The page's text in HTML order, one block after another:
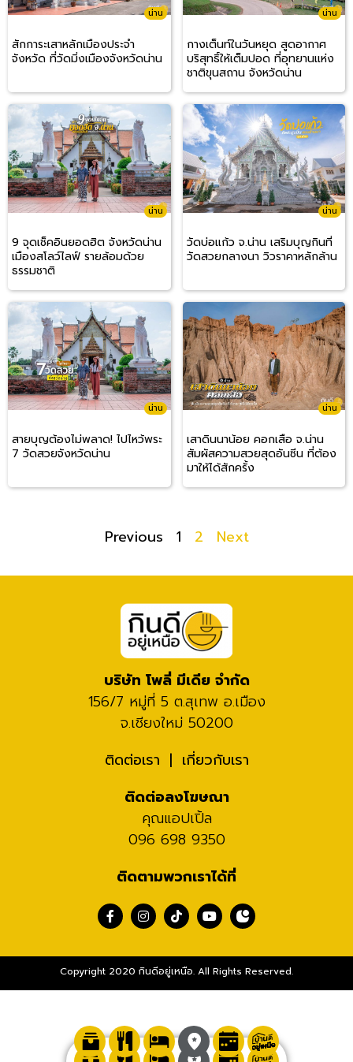
น่าน
สักการะเสาหลักเมืองประจำ
จังหวัด ที่วัดมิ่งเมืองจังหวัดน่าน
น่าน
กางเต็นท์ในวันหยุด สูดอากาศ
บริสุทธิ์ให้เต็มปอด ที่อุทยานแห่ง
ชาติขุนสถาน จังหวัดน่าน
น่าน
9 จุดเช็คอินยอดฮิต จังหวัดน่าน
เมืองสโลว์ไลฟ์ รายล้อมด้วย
ธรรมชาติ
น่าน
วัดบ่อแก้ว จ.น่าน เสริมบุญกินที่
วัดสวยกลางนา วิวราคาหลักล้าน
น่าน
สายบุญต้องไม่พลาด! ไปไหว้พระ
7 วัดสวยจังหวัดน่าน
น่าน
เสาดินนาน้อย คอกเสือ จ.น่าน
สัมผัสความสวยสุดอันซีน ที่ต้อง
มาให้ได้สักครั้ง
Previous 1 2 Next
บริษัท โพลี่ มีเดีย จำกัด
156/7 หมู่ที่ 5 ต.สุเทพ อ.เมือง
จ.เชียงใหม่ 50200
ติดต่อเรา
เกี่ยวกับเรา
ติดต่อลงโฆษณา
คุณแอปเปิ้ล
096 698 9350
ติดตามพวกเราได้ที่
Copyright 2020 กินดีอยู่เหนือ. All Rights Reserved.